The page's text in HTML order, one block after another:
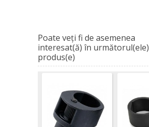
Poate veţi fi de asemenea
interesat(ă) în următorul(ele)
produs(e)